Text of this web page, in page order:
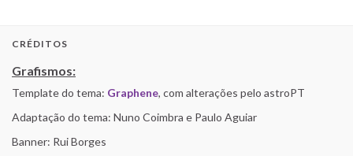
CRÉDITOS
Grafismos:
Template do tema: Graphene, com alterações pelo astroPT
Adaptação do tema: Nuno Coimbra e Paulo Aguiar
Banner: Rui Borges